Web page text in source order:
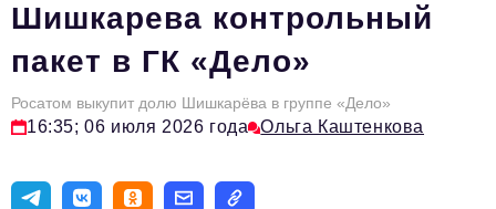
Персона номера
Юридический практикум
Стиль жизни
Импортозамещение
Шишкарева контрольный
пакет в ГК «Дело»
Росатом выкупит долю Шишкарёва в группе «Дело»
16:35; 06 июля 2026 года Ольга Каштенкова